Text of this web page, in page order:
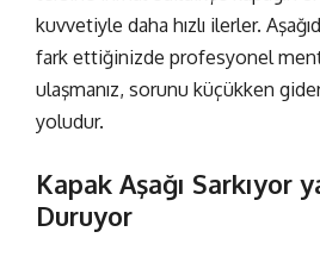
kuvvetiyle daha hızlı ilerler.
fark ettiğinizde profesyonel
ulaşmanız, sorunu küçükken
yoludur.
Kapak Aşağı Sarkıyor
Duruyor